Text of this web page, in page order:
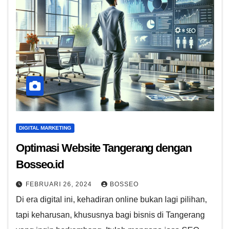
DIGITAL MARKETING
Optimasi Website Tangerang dengan
Bosseo.id
FEBRUARI 26, 2024 BOSSEO
Di era digital ini, kehadiran online bukan lagi pilihan,
tapi keharusan, khususnya bagi bisnis di Tangerang